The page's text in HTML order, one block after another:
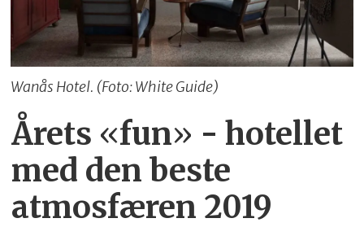
Wanås Hotel. (Foto: White Guide)
Årets «fun» - hotellet
med den beste
atmosfæren 2019